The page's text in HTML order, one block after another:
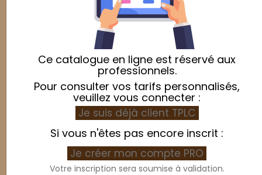
Ce catalogue en ligne est réservé aux
professionnels.
Pour consulter vos tarifs personnalisés,
veuillez vous connecter :
Je suis déjà client TPLC
Si vous n'êtes pas encore inscrit :
Je créer mon compte PRO
Votre inscription sera soumise à validation.